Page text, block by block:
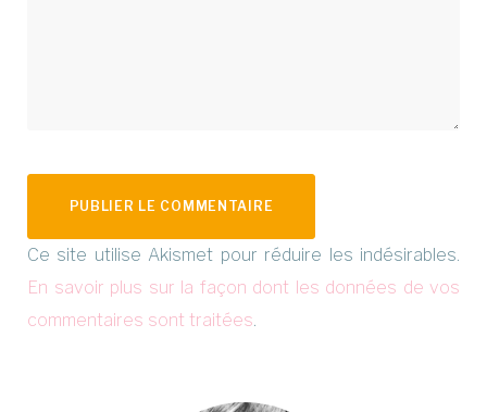
Ce site utilise Akismet pour réduire les indésirables.
En savoir plus sur la façon dont les données de vos
commentaires sont traitées